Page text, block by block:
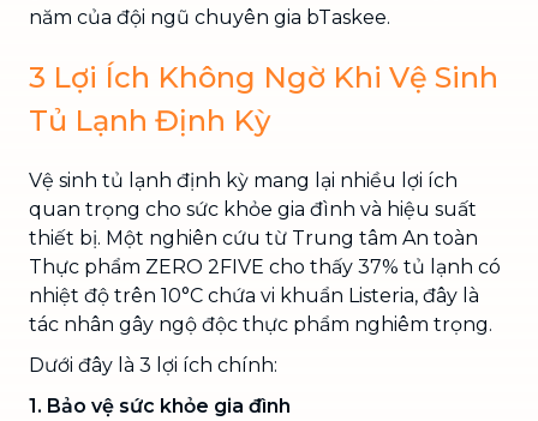
năm của đội ngũ chuyên gia bTaskee.
3 Lợi Ích Không Ngờ Khi Vệ Sinh
Tủ Lạnh Định Kỳ
Vệ sinh tủ lạnh định kỳ mang lại nhiều lợi ích
quan trọng cho sức khỏe gia đình và hiệu suất
thiết bị. Một nghiên cứu từ Trung tâm An toàn
Thực phẩm ZERO 2FIVE cho thấy 37% tủ lạnh có
nhiệt độ trên 10°C chứa vi khuẩn Listeria, đây là
tác nhân gây ngộ độc thực phẩm nghiêm trọng.
Dưới đây là 3 lợi ích chính:
1. Bảo vệ sức khỏe gia đình